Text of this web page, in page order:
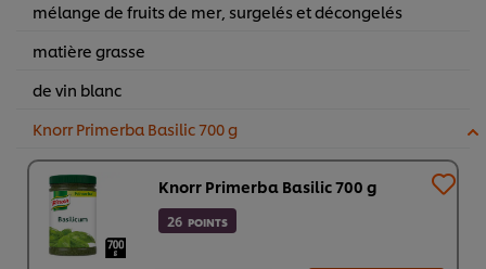
mélange de fruits de mer, surgelés et décongelés
matière grasse
de vin blanc
Knorr Primerba Basilic 700 g
Knorr Primerba Basilic 700 g
26 POINTS